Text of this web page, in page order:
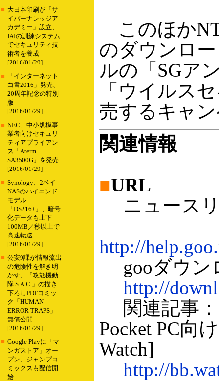
■ 大日本印刷が「サ
イバーナレッジア
カデミー」設立、
IAIの訓練システム
でセキュリティ技
術者を養成
[2016/01/29]
■
「インターネット
白書2016」発売、
20周年記念の特別
版
[2016/01/29]
■ NEC、中小規模事
業者向けセキュリ
ティアプライアン
ス「Aterm
SA3500G」を発売
[2016/01/29]
■ Synology、2ベイ
NASのハイエンド
モデル
「DS216+」、暗号
化データも上下
100MB／秒以上で
高速転送
[2016/01/29]
■ 公安9課が情報流出
の危険性を解き明
かす、「攻殻機動
隊 S.A.C.」の描き
下ろしPDFコミッ
ク「HUMAN-
ERROR TRAPS」
無償公開
[2016/01/29]
■ Google Playに「マ
ンガストア」オー
プン、ジャンプコ
ミックスも配信開
始
このほか
のダウンロ
ルの「SGア
「ウイルス
売するキャ
関連情報
■URL
ニュース
http://
gooダウン
http://
関連記事：
Pocket PC向
Watch]
http://